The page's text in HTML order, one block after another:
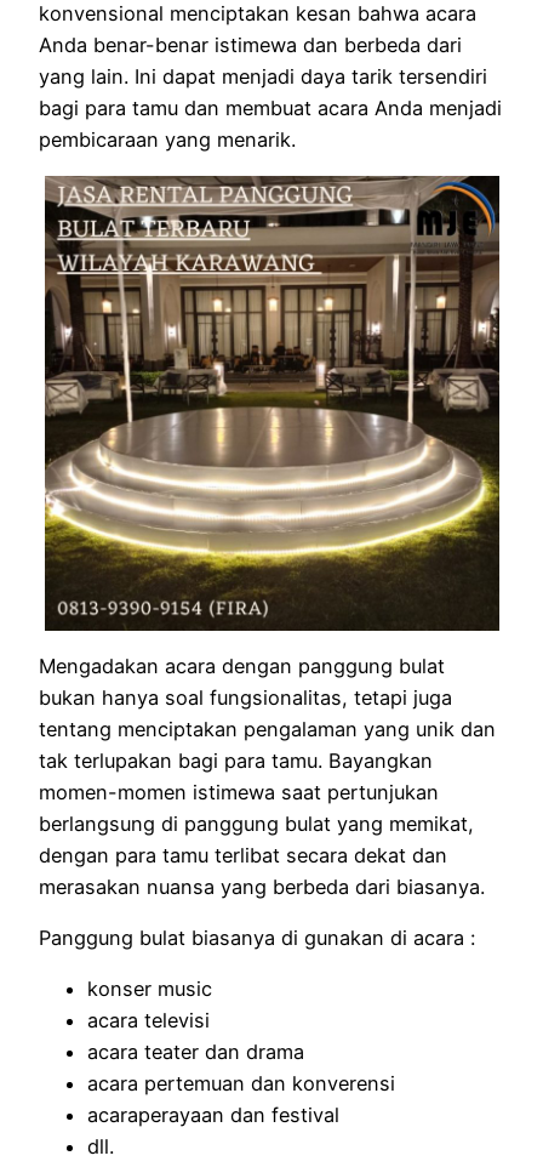
konvensional menciptakan kesan bahwa acara
Anda benar-benar istimewa dan berbeda dari
yang lain. Ini dapat menjadi daya tarik tersendiri
bagi para tamu dan membuat acara Anda menjadi
pembicaraan yang menarik.
Mengadakan acara dengan panggung bulat
bukan hanya soal fungsionalitas, tetapi juga
tentang menciptakan pengalaman yang unik dan
tak terlupakan bagi para tamu. Bayangkan
momen-momen istimewa saat pertunjukan
berlangsung di panggung bulat yang memikat,
dengan para tamu terlibat secara dekat dan
merasakan nuansa yang berbeda dari biasanya.
Panggung bulat biasanya di gunakan di acara :
konser music
acara televisi
acara teater dan drama
acara pertemuan dan konverensi
acaraperayaan dan festival
dll.